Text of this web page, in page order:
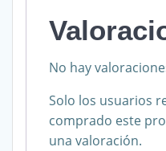
No hay
Solo los usuarios
comprado este
una valoración.